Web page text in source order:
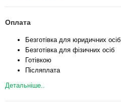
Оплата
Безготівка для юридичних осіб
Безготівка для фізичних осіб
Готівкою
Післяплата
Детальніше..